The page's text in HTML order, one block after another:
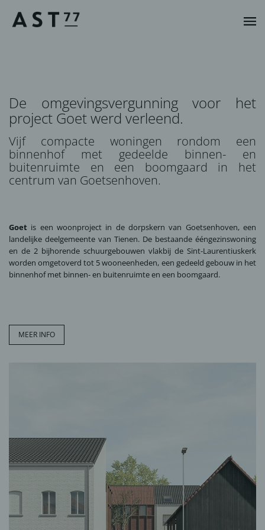
De omgevingsvergunning voor het
project Goet werd verleend.
Vijf compacte woningen rondom een
binnenhof met gedeelde binnen- en
buitenruimte en een boomgaard in het
centrum van Goetsenhoven.
Goet is een woonproject in de dorpskern van Goetsenhoven, een
landelijke deelgemeente van Tienen. De bestaande ééngezinswoning
en de 2 bijhorende schuurgebouwen vlakbij de Sint-Laurentiuskerk
worden omgetoverd tot 5 wooneenheden, een gedeeld gebouw in het
binnenhof met binnen- en buitenruimte en een boomgaard.
MEER INFO